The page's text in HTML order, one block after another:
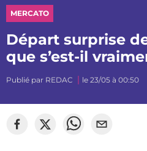
MERCATO
Départ surprise
que s’est-il
Publié par REDAC le 23/05 à 00:50